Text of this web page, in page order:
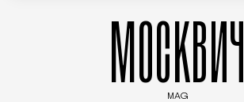
МОСКВИЧ
MAG